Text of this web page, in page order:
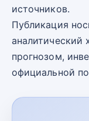
источников.
Публикация
аналитический
прогнозом,
официальной